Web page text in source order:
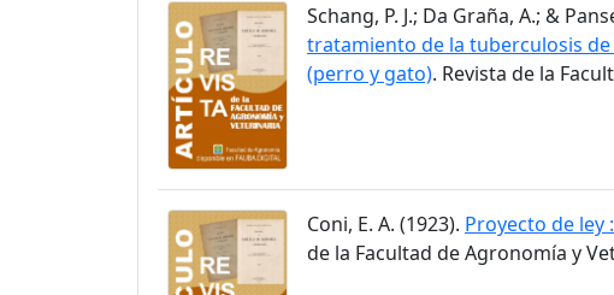
Schang, P. J.; Da Graña, A.; &
tratamiento de la tuberculosis
(perro y gato). Revista de la
Coni, E. A. (1923). Proyecto de ley
de la Facultad de Agronomía y